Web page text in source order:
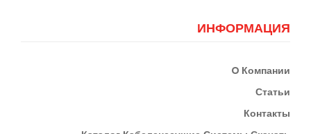
ИНФОРМАЦИЯ
О Компании
Статьи
Контакты